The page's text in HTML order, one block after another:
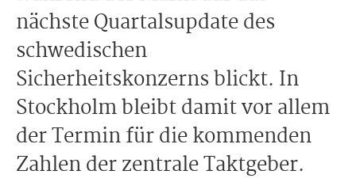
nächste Quartalsupdate des
schwedischen
Sicherheitskonzerns blickt. In
Stockholm bleibt damit vor allem
der Termin für die kommenden
Zahlen der zentrale Taktgeber.